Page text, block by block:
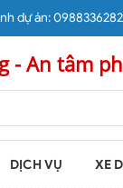
dự án:0988336282
- An tâm
DỊCH VỤ XE